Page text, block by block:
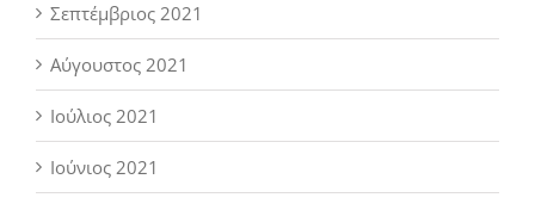
Σεπτέμβριος 2021
Αύγουστος 2021
Ιούλιος 2021
Ιούνιος 2021